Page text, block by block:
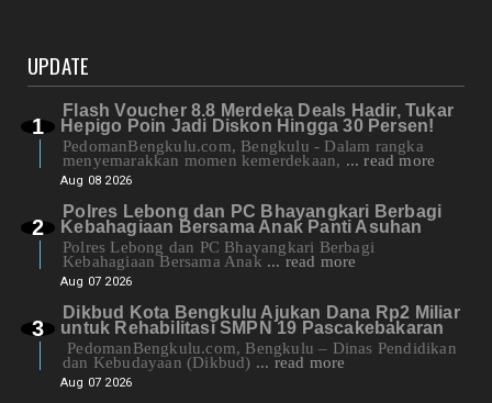
UPDATE
Flash Voucher 8.8 Merdeka Deals Hadir, Tukar
Hepigo Poin Jadi Diskon Hingga 30 Persen!
PedomanBengkulu.com, Bengkulu - Dalam rangka
menyemarakkan momen kemerdekaan, ... read more
Aug 08 2026
Polres Lebong dan PC Bhayangkari Berbagi
Kebahagiaan Bersama Anak Panti Asuhan
Polres Lebong dan PC Bhayangkari Berbagi
Kebahagiaan Bersama Anak ... read more
Aug 07 2026
Dikbud Kota Bengkulu Ajukan Dana Rp2 Miliar
untuk Rehabilitasi SMPN 19 Pascakebakaran
PedomanBengkulu.com, Bengkulu – Dinas Pendidikan
dan Kebudayaan (Dikbud) ... read more
Aug 07 2026